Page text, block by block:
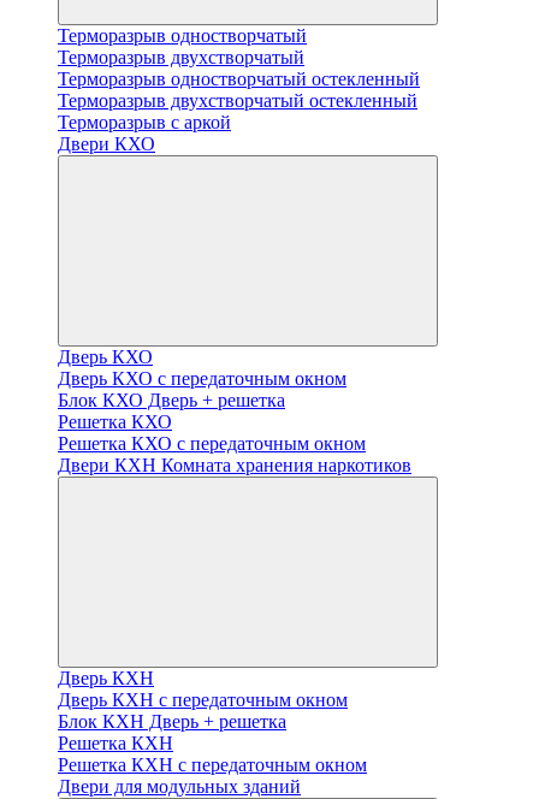
Терморазрыв одностворчатый
Терморазрыв двухстворчатый
Терморазрыв одностворчатый остекленный
Терморазрыв двухстворчатый остекленный
Терморазрыв с аркой
Двери КХО
Дверь КХО
Дверь КХО с передаточным окном
Блок КХО Дверь + решетка
Решетка КХО
Решетка КХО с передаточным окном
Двери КХН Комната хранения наркотиков
Дверь КХН
Дверь КХН с передаточным окном
Блок КХН Дверь + решетка
Решетка КХН
Решетка КХН с передаточным окном
Двери для модульных зданий